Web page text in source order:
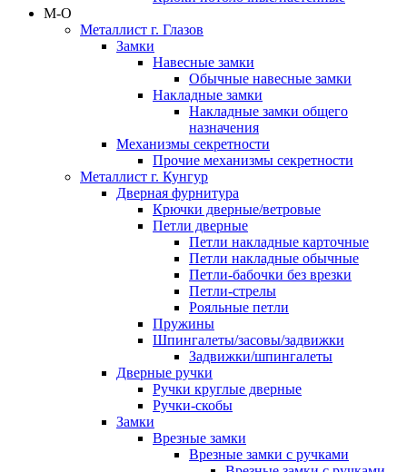
М-О
Металлист г. Глазов
Замки
Навесные замки
Обычные навесные замки
Накладные замки
Накладные замки общего
назначения
Механизмы секретности
Прочие механизмы секретности
Металлист г. Кунгур
Дверная фурнитура
Крючки дверные/ветровые
Петли дверные
Петли накладные карточные
Петли накладные обычные
Петли-бабочки без врезки
Петли-стрелы
Рояльные петли
Пружины
Шпингалеты/засовы/задвижки
Задвижки/шпингалеты
Дверные ручки
Ручки круглые дверные
Ручки-скобы
Замки
Врезные замки
Врезные замки с ручками